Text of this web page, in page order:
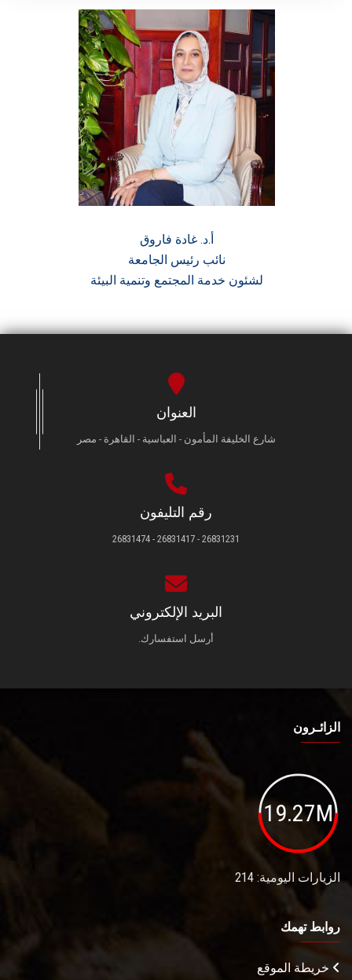
أ.د. غادة فاروق
نائب رئيس الجامعة
لشئون خدمة المجتمع وتنمية البيئة
العنوان
شارع الخليفة المأمون - العباسية - القاهرة - مصر
رقم التليفون
26831231 - 26831417 - 26831474
البريد الإلكتروني
أرسل استفسارك.
الزائـرون
19.27M
الزيارات اليومية: 214
روابط تهمك
خريطة الموقع